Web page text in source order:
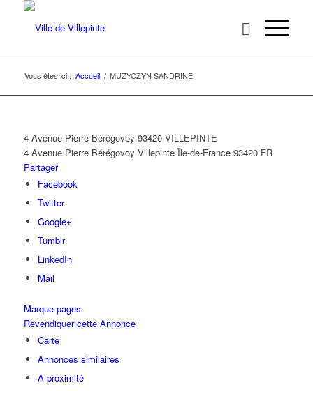
Vous êtes ici : Accueil / MUZYCZYN SANDRINE
4 Avenue Pierre Bérégovoy 93420 VILLEPINTE
4 Avenue Pierre Bérégovoy Villepinte Île-de-France 93420 FR
Partager
Facebook
Twitter
Google+
Tumblr
LinkedIn
Mail
Marque-pages
Revendiquer cette Annonce
Carte
Annonces similaires
A proximité